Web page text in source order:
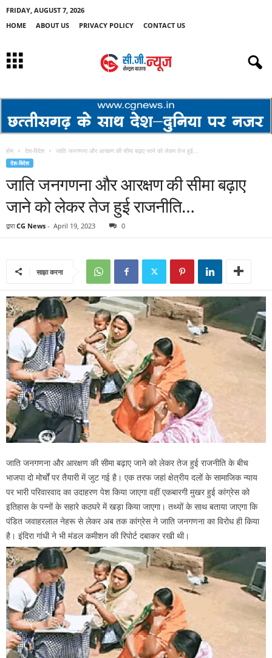
FRIDAY, AUGUST 7, 2026
HOME
ABOUT US PRIVACY POLICY CONTACT US
होम देश-विदेश जाति जनगणना और आरक्षण की सीमा बढ़ाए जाने को लेकर तेज हुई...
देश-विदेश
जाति जनगणना और आरक्षण की सीमा बढ़ाए
जाने को लेकर तेज हुई राजनीति…
द्वारा CG News - April 19, 2023 0
साझा करना
जाति जनगणना और आरक्षण की सीमा बढ़ाए जाने को लेकर तेज हुई राजनीति के बीच
भाजपा दो मोर्चों पर तैयारी में जुट गई है। एक तरफ जहां क्षेत्रीय दलों के सामाजिक न्याय
पर भारी परिवारवाद का उदाहरण पेश किया जाएगा वहीं एकबारगी मुखर हुई कांग्रेस को
इतिहास के पन्नों के सहारे कठघरे में खड़ा किया जाएगा। तथ्यों के साथ बताया जाएगा कि
पंडित जवाहरलाल नेहरू से लेकर अब तक कांग्रेस ने जाति जनगणना का विरोध ही किया
है। इंदिरा गांधी ने भी मंडल कमीशन की रिपोर्ट दबाकर रखी थी।